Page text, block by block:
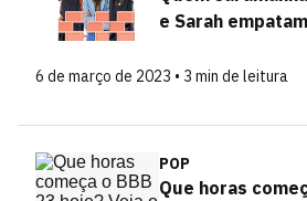
e Sarah
6 de março de 2023 • 3 min de leitura
POP
Que horas